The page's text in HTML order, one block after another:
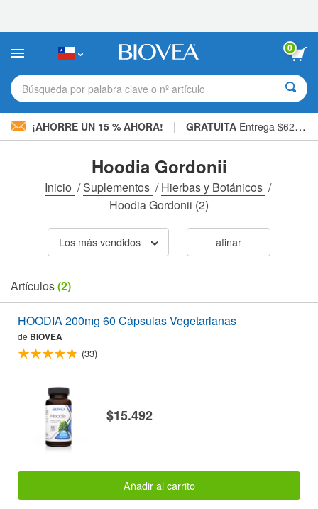
sitio
incluye
sistema
de
0
Búsqueda por palabra clave o nº artículo
¡AHORRE UN 15 % AHORA! | GRATUITA Entrega $62.900 »
Hoodia Gordonii
Inicio /Suplementos /Hierbas y Botánicos /
Hoodia Gordonii (2)
Los más vendidos afinar
Artículos(2)
HOODIA 200mg 60 Cápsulas Vegetarianas
de BIOVEA
(33)
$15.492
Añadir al carrito